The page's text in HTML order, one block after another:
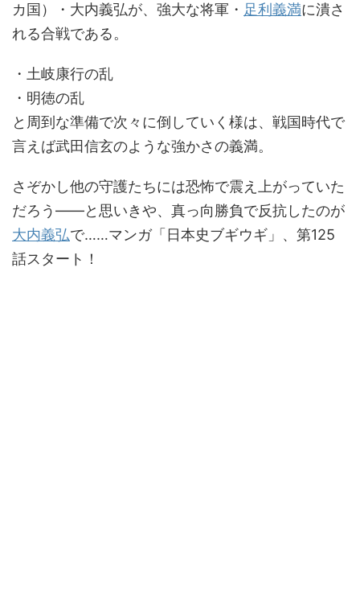
カ国）・大内義弘が、強大な将軍・ 足利義満に潰さ
れる合戦である。
・土岐康行の乱
・明徳の乱
と周到な準備で次々に倒していく様は、戦国時代で
言えば武田信玄のような強かさの義満。
さぞかし他の守護たちには恐怖で震え上がっていた
だろう――と思いきや、真っ向勝負で反抗したのが
大内義弘で……マンガ「日本史ブギウギ」、第125
話スタート！